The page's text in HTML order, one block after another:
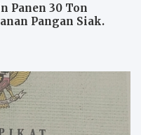
Panen 30 Ton
Pangan Siak.